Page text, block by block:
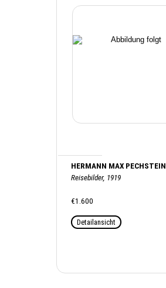
HERMANN MAX PECHSTEIN
Reisebilder, 1919
€1.600
Detailansicht